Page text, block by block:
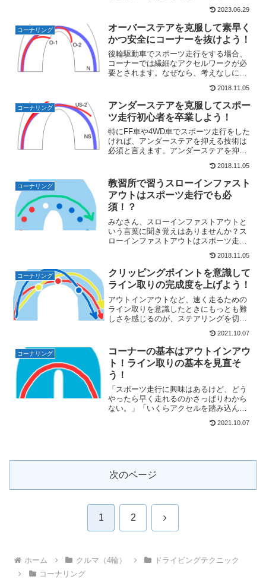
とする特性です。今回はそれらの特性の
比較をしてみたいと思います。アンダー
ステアとオーバーステア公...
2023.06.29
コーナリング
オーバーステアを克服して素早く
かつ安全にコーナーを抜けよう！
後輪駆動車でスポーツ走行をする場合、
コーナーでは繊細なアクセルワークが必
要とされます。なぜなら、考えなしにア
れ、"オーバーステア"が生じるからで
す。オーバーステアは突き詰めればスリ
ップやスピンの危険性そのもの...
2018.11.05
コーナリング
アンダーステアを克服してスポー
ツ走行初心者を卒業しよう！
特にFF車や4WD車でスポーツ走行をした
ければ、アンダーステアを抑える技術は
必須と言えます。アンダーステアを抑え
ることにもつながります。仮に天性のド
ライビングセンスを持った人であれば、
生じたアンダーステア...
2018.11.05
コーナリング
教習所で習うスローインファスト
アウトはスポーツ走行でも必
須！？
みなさん、スローインファストアウトと
いう言葉に聞き覚えはありませんか？ス
ローインファストアウトはスポーツ走行
もなくてはならない考え方です。そのた
め自動車学校で習った記憶があるという
人も多いのではないでしょ...
2018.11.05
コーナリング
クリッピングポイントを意識して
ライン取りの完成度を上げよう！
アウトインアウトなど、速く走るための
ライン取りを意識したときにもっとも難
しさを感じるのが、ステアリングを切る
グポイント"を意識するだけである程度改
善することができるんです。問題はクリ
ッピングポイントをど...
2021.10.07
コーナリング
コーナーの基本はアウトインアウ
ト！ライン取りの基本を見直そ
う！
「スポーツ走行に興味はあるけど、どう
やったら早く走れるのかさっぱりわから
ない。」「いくらアクセルを踏み込んで
もコーナーの度に置いていかれ
る・・・。」そんなあなたにまず覚えて
2021.10.07
次のページ
1 2 次
ホーム クルマ（4輪）
ドライビングテクニック
コーナリング